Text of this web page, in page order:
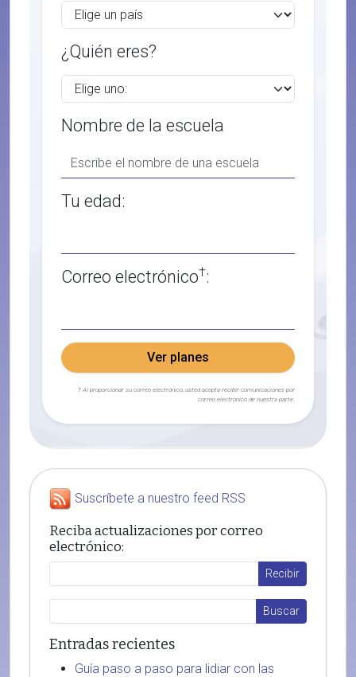
¿Quién eres?
Nombre de la escuela
Tu edad:
Correo electrónico†:
Ver planes
† Al proporcionar su correo electrónico, usted acepta recibir comunicaciones por
correo electrónico de nuestra parte.
Suscríbete a nuestro feed RSS
Reciba actualizaciones por correo
electrónico:
Entradas recientes
Guía paso a paso para lidiar con las